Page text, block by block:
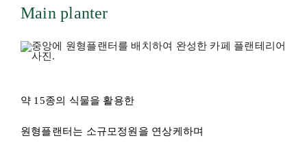
Main planter
약 15종의 식물을 활용한
원형플랜터는 소규모정원을 연상케하며